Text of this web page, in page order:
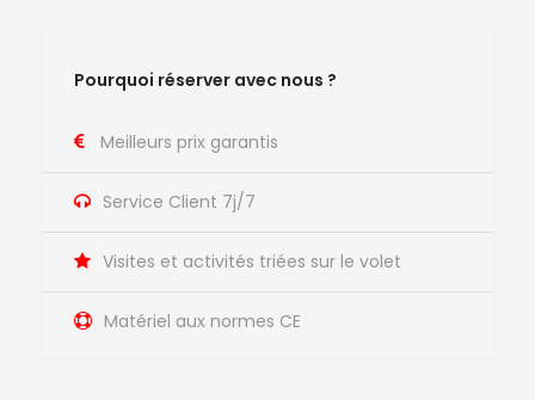
Pourquoi réserver avec nous ?
Meilleurs prix garantis
Service Client 7j/7
Visites et activités triées sur le volet
Matériel aux normes CE